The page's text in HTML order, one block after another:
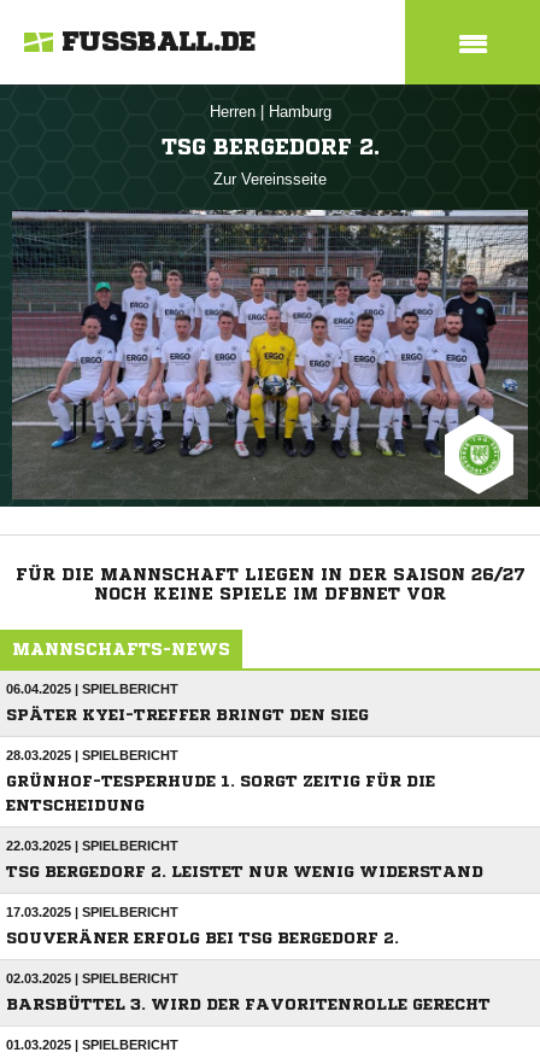
FUSSBALL.DE
Herren Hamburg
TSG BERGEDORF 2.
Zur Vereinsseite
FÜR DIE MANNSCHAFT LIEGEN IN DER SAISON 26/27
NOCH KEINE SPIELE IM DFBNET VOR
MANNSCHAFTS-NEWS
06.04.2025 | SPIELBERICHT
SPÄTER KYEI-TREFFER BRINGT DEN SIEG
28.03.2025 | SPIELBERICHT
GRÜNHOF-TESPERHUDE 1. SORGT ZEITIG FÜR DIE
ENTSCHEIDUNG
22.03.2025 | SPIELBERICHT
TSG BERGEDORF 2. LEISTET NUR WENIG WIDERSTAND
17.03.2025 | SPIELBERICHT
SOUVERÄNER ERFOLG BEI TSG BERGEDORF 2.
02.03.2025 | SPIELBERICHT
BARSBÜTTEL 3. WIRD DER FAVORITENROLLE GERECHT
01.03.2025 | SPIELBERICHT